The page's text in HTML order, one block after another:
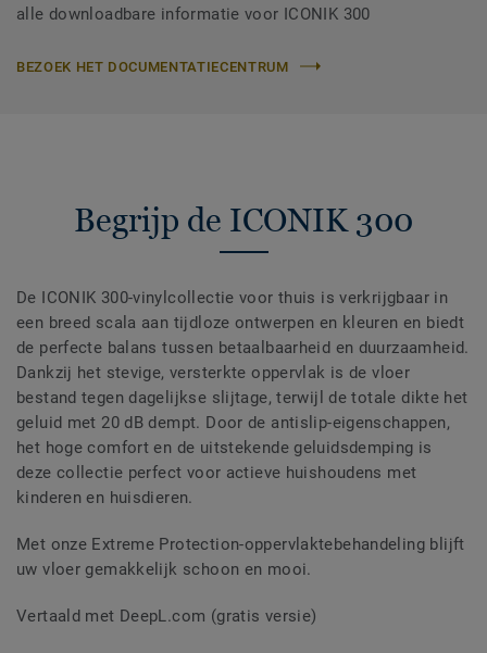
alle downloadbare informatie voor ICONIK 300
BEZOEK HET DOCUMENTATIECENTRUM
Begrijp de ICONIK 300
De ICONIK 300-vinylcollectie voor thuis is verkrijgbaar in
een breed scala aan tijdloze ontwerpen en kleuren en biedt
de perfecte balans tussen betaalbaarheid en duurzaamheid.
Dankzij het stevige, versterkte oppervlak is de vloer
bestand tegen dagelijkse slijtage, terwijl de totale dikte het
geluid met 20 dB dempt. Door de antislip-eigenschappen,
het hoge comfort en de uitstekende geluidsdemping is
deze collectie perfect voor actieve huishoudens met
kinderen en huisdieren.
Met onze Extreme Protection-oppervlaktebehandeling blijft
uw vloer gemakkelijk schoon en mooi.
Vertaald met DeepL.com (gratis versie)